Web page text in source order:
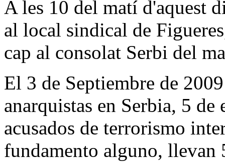
A les 10 del matí d'aquest
al local sindical de
cap al consolat Serbi del
El 3 de Septiembre de
anarquistas en Serbia, 5
acusados de terrorismo
fundamento alguno, llevan